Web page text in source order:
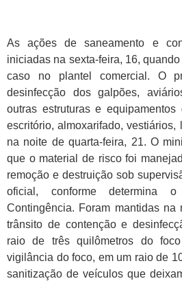
As ações de saneamento e
iniciadas na sexta-feira, 16,
caso no plantel comercial. O
desinfecção dos galpões,
outras estruturas e
escritório, almoxarifado,
na noite de quarta-feira, 21. O
que o material de risco foi
remoção e destruição sob
oficial, conforme determina
Contingência. Foram mantidas na
trânsito de contenção e
raio de três quilômetros do
vigilância do foco, em um raio de
sanitização de veículos que